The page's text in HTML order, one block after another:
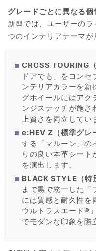
グレードごとに異なる個
新型では、ユーザーの
つのインテリアテーマが
CROSS TOURING
ドアでも」をコン
ンテリアカラーを新
グホイールにはアク
ンジステッチが施さ
上質さを両立してい
e:HEV Z（標準グレ
する「マルーン」の
りの良い本革シート
を演出します。
BLACK STYLE（特
まで黒で統一した「
には質感と耐久性を
ウルトラスエード®
でモダンな印象を際